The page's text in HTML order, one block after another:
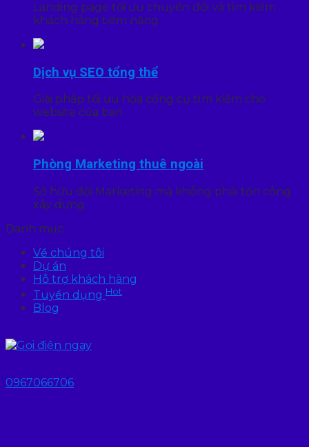
Landing page tối ưu chuyển đổi và tìm kiếm
khách hàng tiềm năng
Dịch vụ SEO tổng thể
Giải pháp tối ưu hóa công cụ tìm kiếm cho
website của bạn
Phòng Marketing thuê ngoài
Sở hữu đội Marketing mà không phải tốn công
xây dựng
Danh mục
Về chúng tôi
Dự án
Hỗ trợ khách hàng
Tuyển dụng Hot
Blog
0967066706